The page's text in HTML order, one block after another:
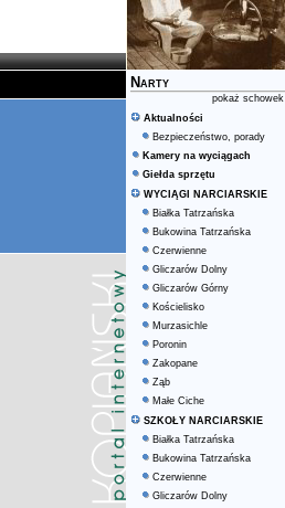
Narty
pokaż schowek
Aktualności
Bezpieczeństwo, porady
Kamery na wyciągach
Giełda sprzętu
WYCIĄGI NARCIARSKIE
Białka Tatrzańska
Bukowina Tatrzańska
Czerwienne
Gliczarów Dolny
Gliczarów Górny
Kościelisko
Murzasichle
Poronin
Zakopane
Ząb
Małe Ciche
SZKOŁY NARCIARSKIE
Białka Tatrzańska
Bukowina Tatrzańska
Czerwienne
Gliczarów Dolny